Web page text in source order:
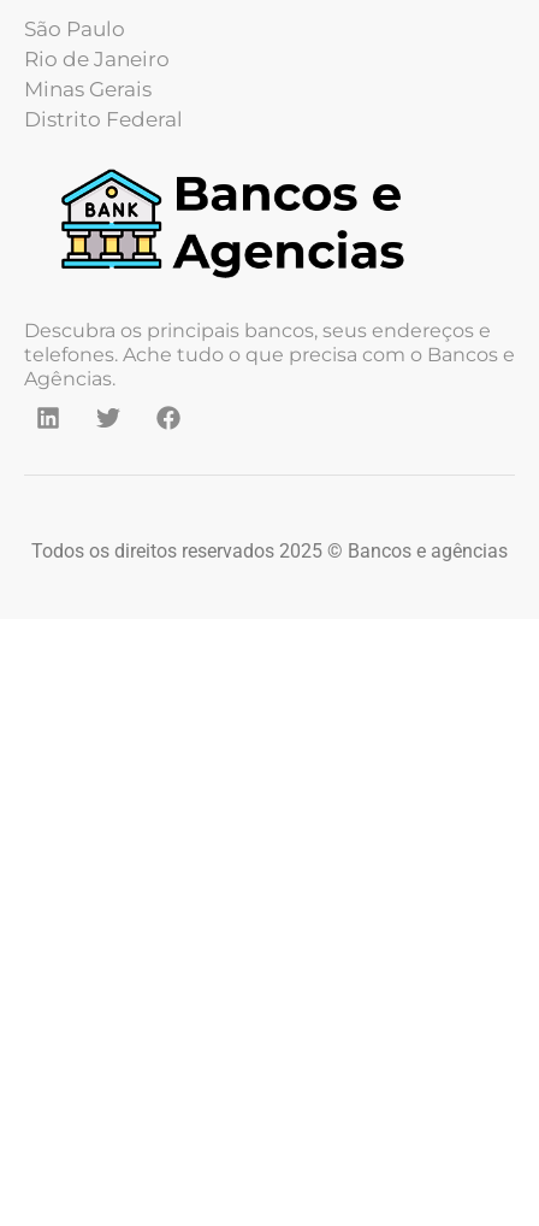
São Paulo
Rio de Janeiro
Minas Gerais
Distrito Federal
Descubra os principais bancos, seus endereços e
telefones. Ache tudo o que precisa com o Bancos e
Agências.
Todos os direitos reservados 2025 © Bancos e agências